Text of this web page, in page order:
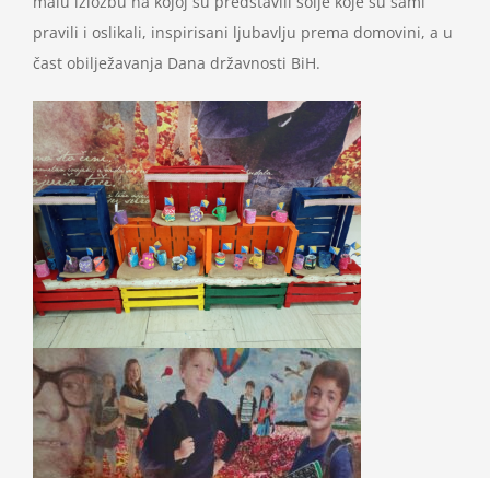
pravili i oslikali, inspirisani ljubavlju prema domovini, a u
čast obilježavanja Dana državnosti BiH.